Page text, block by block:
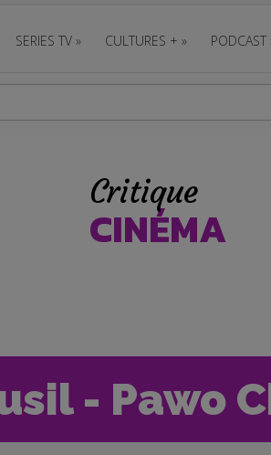
SERIES TV » CULTURES + » PODCAST
Critique
CINÉMA
- Pawo